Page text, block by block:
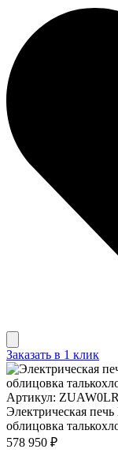
Заказать в 1 клик
Артикул:
Электрическая
облицовка
578 950 ₽